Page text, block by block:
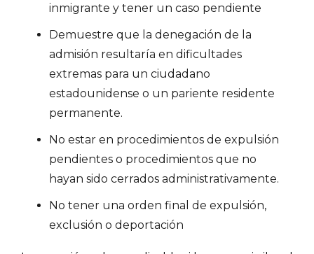
inmigrante y tener un caso pendiente
Demuestre que la denegación de la
admisión resultaría en dificultades
extremas para un ciudadano
estadounidense o un pariente residente
permanente.
No estar en procedimientos de expulsión
pendientes o procedimientos que no
hayan sido cerrados administrativamente.
No tener una orden final de expulsión,
exclusión o deportación